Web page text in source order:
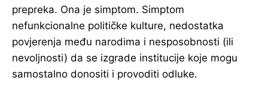
prepreka. Ona je simptom. Simptom
nefunkcionalne političke kulture, nedostatka
povjerenja među narodima i nesposobnosti (ili
nevoljnosti) da se izgrade institucije koje mogu
samostalno donositi i provoditi odluke.